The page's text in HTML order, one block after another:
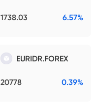
1738.03 6.57%
EURIDR.FOREX
20778 0.39%